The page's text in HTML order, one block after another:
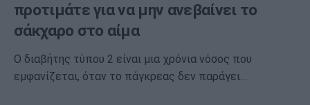
προτιμάτε για να μην ανεβαίνει το
σάκχαρο στο αίμα
Ο διαβήτης τύπου 2 είναι μια χρόνια νόσος που
εμφανίζεται, όταν το πάγκρεας δεν παράγει…